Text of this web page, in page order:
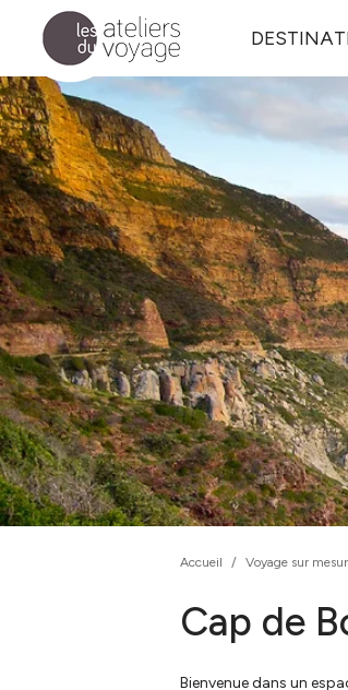
Aller au contenu principal
Accueil / Voyage sur
Cap de
Bienvenue dans un